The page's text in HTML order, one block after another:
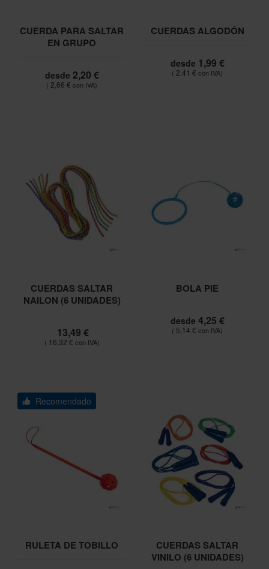
CUERDA PARA SALTAR
EN GRUPO
desde 2,20 €
2,66 €
CUERDAS ALGODÓN
desde 1,99 €
2,41 €
CUERDAS SALTAR
NAILON (6 UNIDADES)
13,49 €
16,32 €
BOLA PIE
desde 4,25 €
5,14 €
Recomendado
RULETA DE TOBILLO
CUERDAS SALTAR
VINILO (6 UNIDADES)